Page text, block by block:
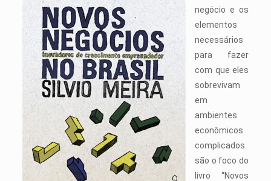
negócio e os
elementos
necessários
para fazer
com que eles
sobrevivam
em
ambientes
econômicos
complicados
são o foco do
livro “Novos